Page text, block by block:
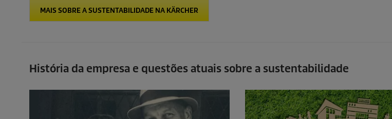
MAIS SOBRE A SUSTENTABILIDADE NA KÄRCHER
História da empresa e questões atuais sobre a sustentabilidade